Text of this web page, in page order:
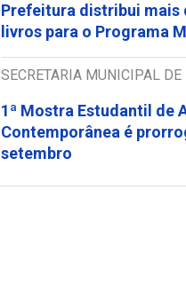
Prefeitura distribui mais
livros para o Programa
SECRETARIA MUNICIPAL DE
1ª Mostra Estudantil de
Contemporânea é
setembro